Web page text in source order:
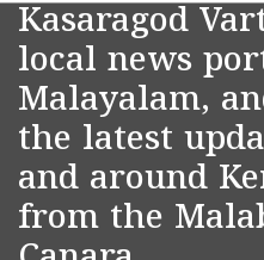
Kasaragod
local news
Malayalam,
the latest
and around
from the